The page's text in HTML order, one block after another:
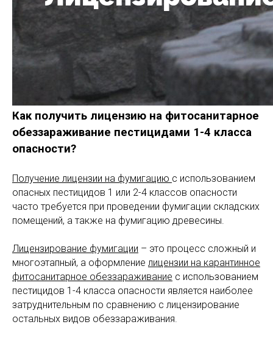
Как получить лицензию на фитосанитарное
обеззараживание пестицидами 1-4 класса
опасности?
Получение лицензии на фумигацию с использованием
опасных пестицидов 1 или 2-4 классов опасности
часто требуется при проведении фумигации складских
помещений, а также на фумигацию древесины.
Лицензирование фумигации – это процесс сложный и
многоэтапный, а оформление лицензии на карантинное
фитосанитарное обеззараживание с использованием
пестицидов 1-4 класса опасности является наиболее
затруднительным по сравнению с лицензирование
остальных видов обеззараживания.